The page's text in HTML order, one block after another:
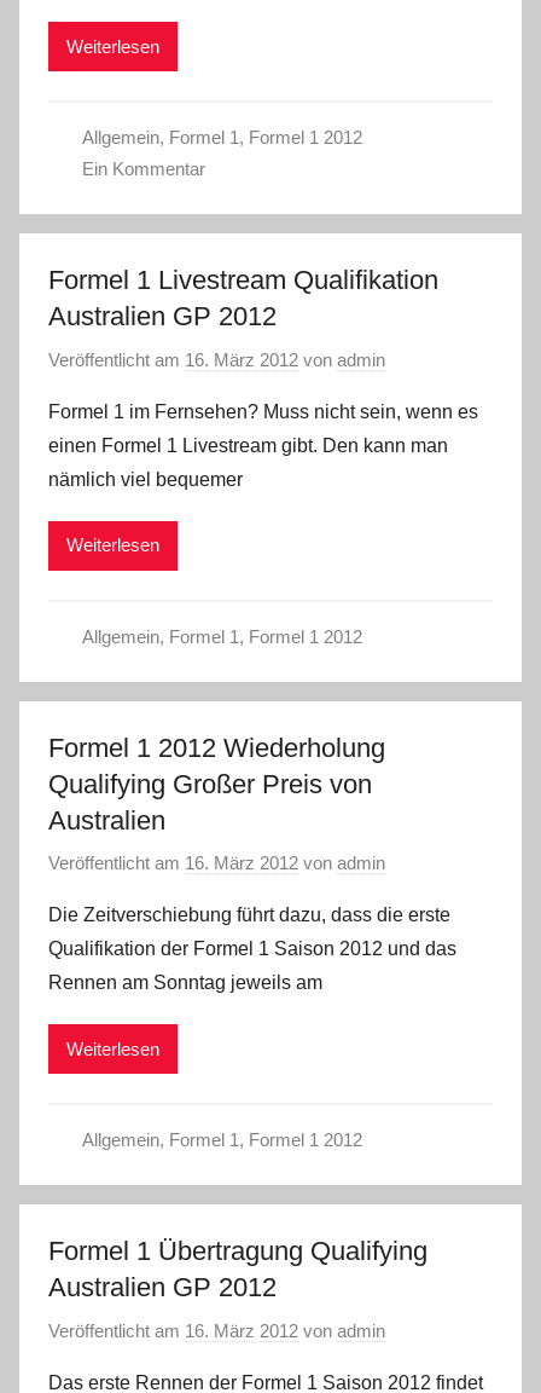
Weiterlesen
Allgemein, Formel 1, Formel 1 2012
Ein Kommentar
Formel 1 Livestream Qualifikation
Australien GP 2012
Veröffentlicht am 16. März 2012 von admin
Formel 1 im Fernsehen? Muss nicht sein, wenn es
einen Formel 1 Livestream gibt. Den kann man
nämlich viel bequemer
Weiterlesen
Allgemein, Formel 1, Formel 1 2012
Formel 1 2012 Wiederholung
Qualifying Großer Preis von
Australien
Veröffentlicht am 16. März 2012 von admin
Die Zeitverschiebung führt dazu, dass die erste
Qualifikation der Formel 1 Saison 2012 und das
Rennen am Sonntag jeweils am
Weiterlesen
Allgemein, Formel 1, Formel 1 2012
Formel 1 Übertragung Qualifying
Australien GP 2012
Veröffentlicht am 16. März 2012 von admin
Das erste Rennen der Formel 1 Saison 2012 findet